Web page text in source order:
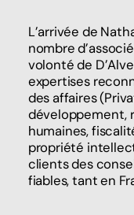
L’arrivée de
nombre
volonté de
expertises
des affaires
développement,
humaines,
propriété
clients des
fiables, tant en